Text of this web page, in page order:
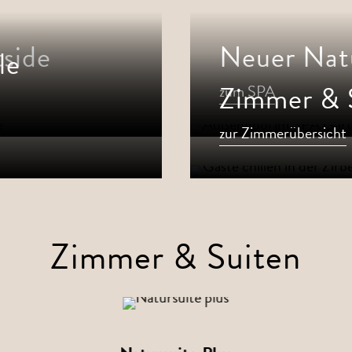
Neuer
zum SPA
Zimmer &
zur Zimmerübersicht
Zimmer & Suiten